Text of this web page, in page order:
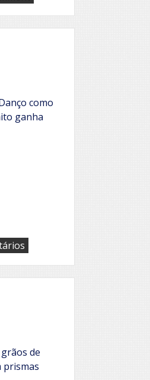
Teu
sorriso
combina
como
ganha
Meu
cupido
de
prismas